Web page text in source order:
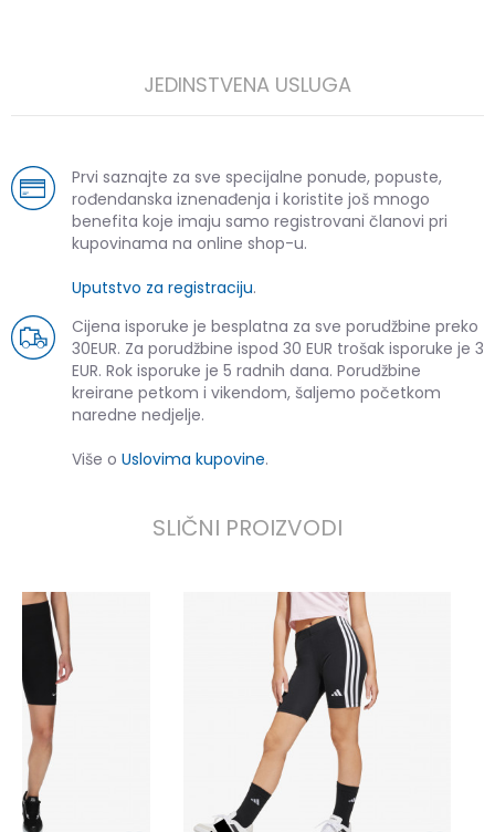
JEDINSTVENA USLUGA
Prvi saznajte za sve specijalne ponude, popuste,
rođendanska iznenađenja i koristite još mnogo
benefita koje imaju samo registrovani članovi pri
kupovinama na online shop-u.
Uputstvo za registraciju.
Cijena isporuke je besplatna za sve porudžbine preko
30EUR. Za porudžbine ispod 30 EUR trošak isporuke je 3
EUR. Rok isporuke je 5 radnih dana. Porudžbine
kreirane petkom i vikendom, šaljemo početkom
naredne nedjelje.
Više o Uslovima kupovine.
SLIČNI PROIZVODI